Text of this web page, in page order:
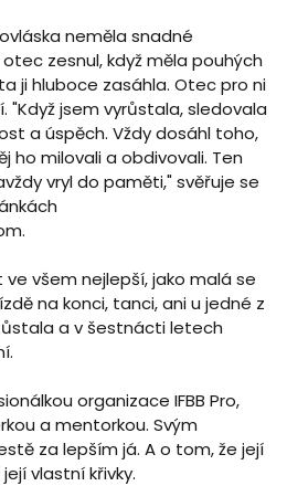
neměla snadné
zesnul, když měla pouhých
ji hluboce zasáhla. Otec pro ni
"Když jsem vyrůstala, sledovala
a úspěch. Vždy dosáhl toho,
ho milovali a obdivovali. Ten
vryl do paměti," svěřuje se
ve všem nejlepší, jako malá se
na konci, tanci, ani u jedné z
a v šestnácti letech
organizace IFBB Pro,
a mentorkou. Svým
za lepším já. A o tom, že její
vlastní křivky.